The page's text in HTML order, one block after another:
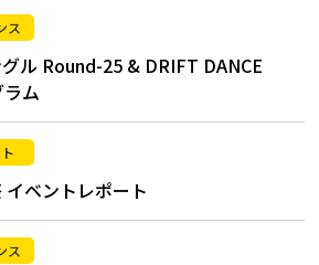
ス
ル Round-25 & DRIFT DANCE
ム
ベントレポート
ス